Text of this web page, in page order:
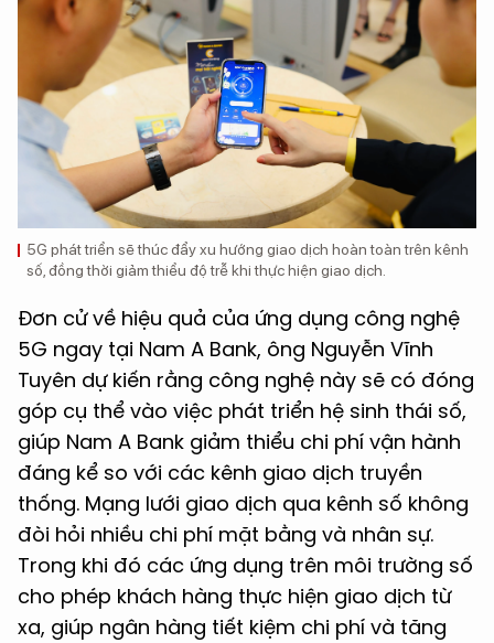
5G phát triển sẽ thúc đẩy xu hướng giao dịch hoàn toàn trên kênh
số, đồng thời giảm thiểu độ trễ khi thực hiện giao dịch.
Đơn cử về hiệu quả của ứng dụng công nghệ
5G ngay tại Nam A Bank, ông Nguyễn Vĩnh
Tuyên dự kiến rằng công nghệ này sẽ có đóng
góp cụ thể vào việc phát triển hệ sinh thái số,
giúp Nam A Bank giảm thiểu chi phí vận hành
đáng kể so với các kênh giao dịch truyền
thống. Mạng lưới giao dịch qua kênh số không
đòi hỏi nhiều chi phí mặt bằng và nhân sự.
Trong khi đó các ứng dụng trên môi trường số
cho phép khách hàng thực hiện giao dịch từ
xa, giúp ngân hàng tiết kiệm chi phí và tăng